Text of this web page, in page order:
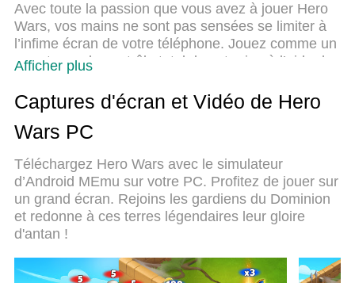
Avec toute la passion que vous avez à jouer Hero
Wars, vos mains ne sont pas sensées se limiter à
l’infime écran de votre téléphone. Jouez comme un
pro et ayez le contrôle total de votre jeu à l’aide du
clavier et de la souris. MEmu satisfait toutes vos
attentes. Téléchargez et jouez Hero Wars sur PC.
Jouez aussi longtemps que vous souhaitez sans
aucune limitation de batterie, de données mobiles
MEmu 9 est la meilleure option de jouer Hero Wars
sur PC. Réalisé par nos experts, l’e magnifique
système d’affectation de touches prédéfini fait de
Hero Wars un jeu réaliste sur PC. Le gestionnaire
multi-instances de MEmu permet 2 ou plusieurs
important, le moteur d’émulation exclusif peut
Afficher plus
Captures d'écran et Vidéo de Hero
Wars PC
Téléchargez Hero Wars avec le simulateur
d’Android MEmu sur votre PC. Profitez de jouer sur
un grand écran. Rejoins les gardiens du Dominion
et redonne à ces terres légendaires leur gloire
d'antan !